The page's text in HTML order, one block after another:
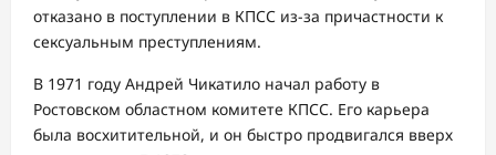
отказано в поступлении в КПСС из-за причастности к
сексуальным преступлениям.
В 1971 году Андрей Чикатило начал работу в
Ростовском областном комитете КПСС. Его карьера
была восхитительной, и он быстро продвигался вверх